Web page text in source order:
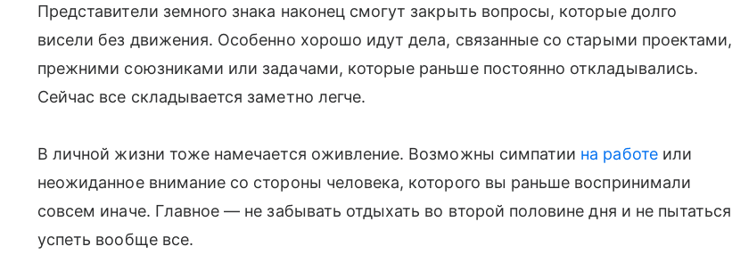
Представители земного знака наконец смогут закрыть вопросы, которые долго
висели без движения. Особенно хорошо идут дела, связанные со старыми проектами,
прежними союзниками или задачами, которые раньше постоянно откладывались.
Сейчас все складывается заметно легче.
В личной жизни тоже намечается оживление. Возможны симпатии на работеили
неожиданное внимание со стороны человека, которого вы раньше воспринимали
совсем иначе. Главное — не забывать отдыхать во второй половине дня и не пытаться
успеть вообще все.